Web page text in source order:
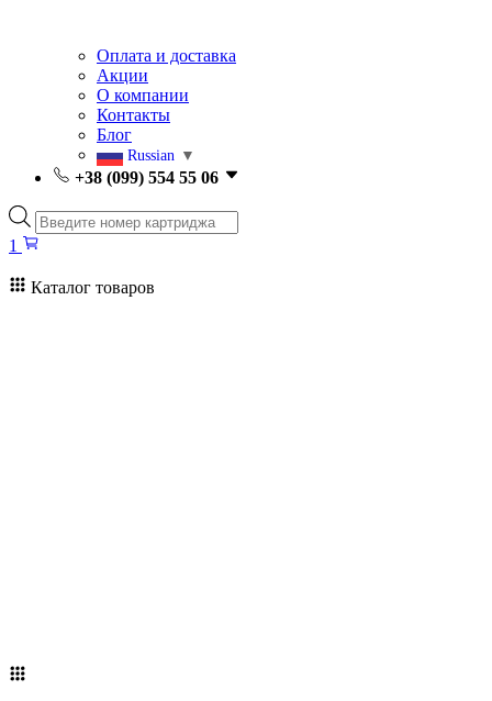
Оплата и доставка
Акции
О компании
Контакты
Блог
Russian ▼
+38 (099) 554 55 06
Поиск
товаров
1
Каталог товаров